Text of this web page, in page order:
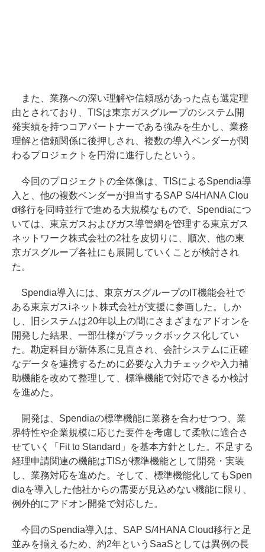
また、業務への深い理解や信頼感があった点も選定理
由とされており、TISは東京ガスグループのシステム開
発実績を持つコアパートナーである強みを生かし、業務
理解と信頼関係に後押しされ、複数の導入ベンダーが関
わるプロジェクトを円滑に進行したという。
今回のプロジェクトの全体像は、TISによるSpendia導
入と、他の複数ベンダーが担当するSAP S/4HANA Clou
d移行を同時並行で進める大規模なもので、Spendiaにつ
いては、東京ガスおよびガス導管網を管理する東京ガス
ネットワーク株式会社の2社を皮切りに、順次、他の東
京ガスグループ各社にも展開していくことが検討され
た。
Spendia導入には、東京ガスグループのIT機能会社で
ある東京ガスiネット株式会社が支援に参画した。しか
し、旧システムは20年以上の間にさまざまなアドオンを
開発した結果、一部仕様がブラックボックス化してい
た。勘定科目が新体系に見直され、会計システムに正確
なデータを連携するために必要な入力チェックや入力補
助機能を改めて整理して、標準機能で対応できるか検討
を進めた。
開発は、Spendiaの標準機能に業務を合わせつつ、業
界特性や企業規模に応じた要件を考慮して柔軟に適合さ
せていく「Fit to Standard」を基本方針とした。不足する
経理申請関連の機能はTISが標準機能として開発・実装
し、業務対応を進めた。そして、標準機能化してもSpen
diaを導入した他社からの需要が見込めない機能に限り、
例外的にアドオン開発で対応した。
今回のSpendia導入は、SAP S/4HANA Cloud移行と足
並みを揃えるため、約2年というSaaSとしては異例の長